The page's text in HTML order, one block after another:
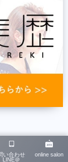
して頂
い合わせ
LINE＠
online salon